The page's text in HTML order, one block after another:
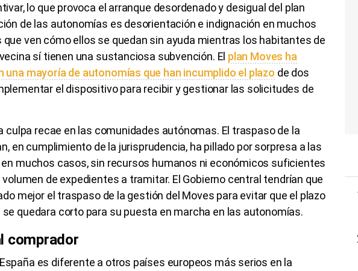
lo que provoca el arranque desordenado y desigual del plan
de las autonomías es desorientación e indignación en muchos
ven cómo ellos se quedan sin ayuda mientras los habitantes de
sí tienen una sustanciosa subvención. El plan Moves ha
una mayoría de autonomías que han incumplido el plazo de dos
el dispositivo para recibir y gestionar las solicitudes de
culpa recae en las comunidades autónomas. El traspaso de la
en cumplimiento de la jurisprudencia, ha pillado por sorpresa a las
en muchos casos, sin recursos humanos ni económicos suficientes
de expedientes a tramitar. El Gobierno central tendrían que
mejor el traspaso de la gestión del Moves para evitar que el plazo
quedara corto para su puesta en marcha en las autonomías.
comprador
es diferente a otros países europeos más serios en la